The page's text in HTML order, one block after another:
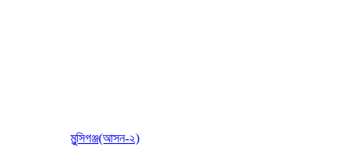
মুন্সিগঞ্জ(আসন-২)